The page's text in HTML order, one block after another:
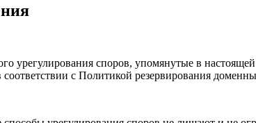
урегулирования споров, упомянутые в
с Политикой резервирования